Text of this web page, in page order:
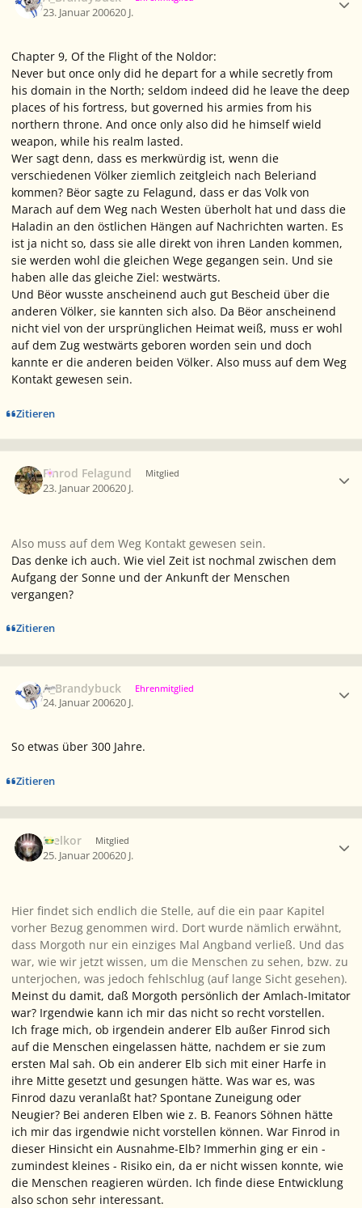
23. Januar 200620 J.
Chapter 9, Of the Flight of the Noldor:
Never but once only did he depart for a while secretly from
his domain in the North; seldom indeed did he leave the deep
places of his fortress, but governed his armies from his
northern throne. And once only also did he himself wield
weapon, while his realm lasted.
Wer sagt denn, dass es merkwürdig ist, wenn die
verschiedenen Völker ziemlich zeitgleich nach Beleriand
kommen? Bëor sagte zu Felagund, dass er das Volk von
Marach auf dem Weg nach Westen überholt hat und dass die
Haladin an den östlichen Hängen auf Nachrichten warten. Es
ist ja nicht so, dass sie alle direkt von ihren Landen kommen,
sie werden wohl die gleichen Wege gegangen sein. Und sie
haben alle das gleiche Ziel: westwärts.
Und Bëor wusste anscheinend auch gut Bescheid über die
anderen Völker, sie kannten sich also. Da Bëor anscheinend
nicht viel von der ursprünglichen Heimat weiß, muss er wohl
auf dem Zug westwärts geboren worden sein und doch
kannte er die anderen beiden Völker. Also muss auf dem Weg
Kontakt gewesen sein.
Zitieren
Finrod Felagund Mitglied
23. Januar 200620 J.
Also muss auf dem Weg Kontakt gewesen sein.
Das denke ich auch. Wie viel Zeit ist nochmal zwischen dem
Aufgang der Sonne und der Ankunft der Menschen
vergangen?
Zitieren
A_Brandybuck Ehrenmitglied
24. Januar 200620 J.
So etwas über 300 Jahre.
Zitieren
Melkor Mitglied
25. Januar 200620 J.
Hier findet sich endlich die Stelle, auf die ein paar Kapitel
vorher Bezug genommen wird. Dort wurde nämlich erwähnt,
dass Morgoth nur ein einziges Mal Angband verließ. Und das
war, wie wir jetzt wissen, um die Menschen zu sehen, bzw. zu
unterjochen, was jedoch fehlschlug (auf lange Sicht gesehen).
Meinst du damit, daß Morgoth persönlich der Amlach-Imitator
war? Irgendwie kann ich mir das nicht so recht vorstellen.
Ich frage mich, ob irgendein anderer Elb außer Finrod sich
auf die Menschen eingelassen hätte, nachdem er sie zum
ersten Mal sah. Ob ein anderer Elb sich mit einer Harfe in
ihre Mitte gesetzt und gesungen hätte. Was war es, was
Finrod dazu veranlaßt hat? Spontane Zuneigung oder
Neugier? Bei anderen Elben wie z. B. Feanors Söhnen hätte
ich mir das irgendwie nicht vorstellen können. War Finrod in
dieser Hinsicht ein Ausnahme-Elb? Immerhin ging er ein -
zumindest kleines - Risiko ein, da er nicht wissen konnte, wie
die Menschen reagieren würden. Ich finde diese Entwicklung
also schon sehr interessant.